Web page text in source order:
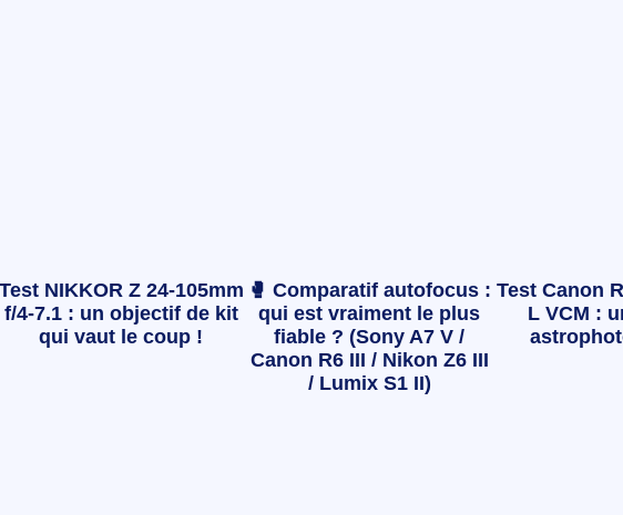
Test NIKKOR Z 24-105mm
f/4-7.1 : un objectif de kit
qui vaut le coup !
🥊 Comparatif autofocus :
qui est vraiment le plus
fiable ? (Sony A7 V /
Canon R6 III / Nikon Z6 III
/ Lumix S1 II)
Test Canon
L VCM :